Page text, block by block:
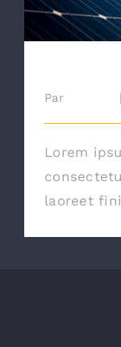
Par |
Lorem
laoreet